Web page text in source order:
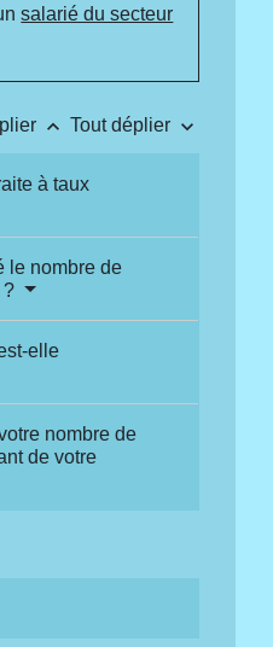
salarié du secteur
keyboard_arrow_up Tout déplier keyboard_arrow_down
à taux
le nombre de
?
elle
nombre de
de votre